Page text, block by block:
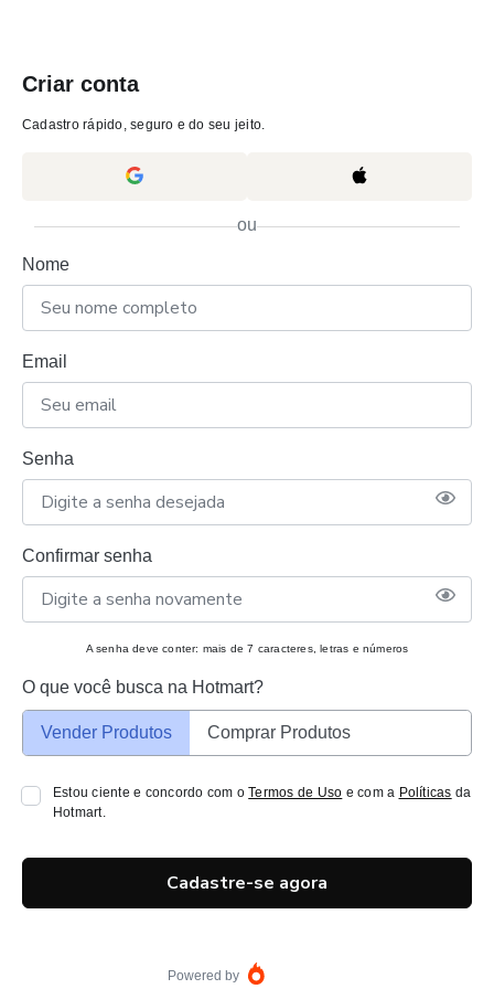
Criar conta
Cadastro rápido, seguro e do seu jeito.
ou
Nome
Email
Senha
Confirmar senha
A senha deve conter: mais de 7 caracteres, letras e números
O que você busca na Hotmart?
Vender Produtos Comprar Produtos
Estou ciente e concordo com oTermos de Uso e com a Políticas da
Hotmart.
Cadastre-se agora
Powered by